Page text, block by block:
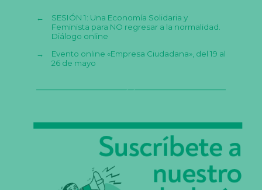
←
SESIÓN 1: Una Economía Solidaria y
Feminista para NO regresar a la normalidad.
Diálogo online
→
Evento online «Empresa Ciudadana», del 19 al
26 de mayo